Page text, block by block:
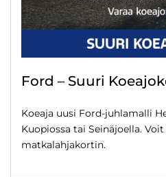
Ford – Suuri
Koeaja uusi Ford-juhlamalli
Kuopiossa tai Seinäjoella.
matkalahjakortin.